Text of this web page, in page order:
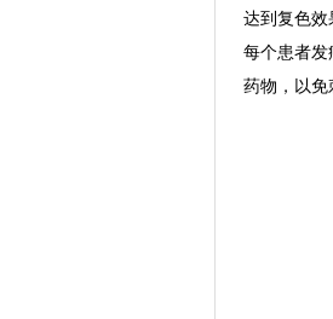
达到复色效
每个患者发
药物，以免